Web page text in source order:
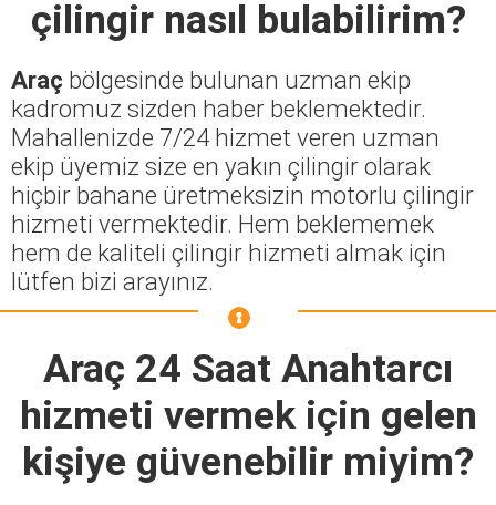
çilingir nasıl bulabilirim?
Araç bölgesinde bulunan uzman ekip
kadromuz sizden haber beklemektedir.
Mahallenizde 7/24 hizmet veren uzman
ekip üyemiz size en yakın çilingir olarak
hiçbir bahane üretmeksizin motorlu çilingir
hizmeti vermektedir. Hem beklememek
hem de kaliteli çilingir hizmeti almak için
lütfen bizi arayınız.
Araç 24 Saat Anahtarcı
hizmeti vermek için gelen
kişiye güvenebilir miyim?